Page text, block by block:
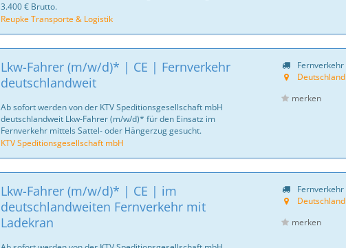
3.400 € Brutto.
Reupke Transporte & Logistik
Lkw-Fahrer (m/w/d)* | CE | Fernverkehr
deutschlandweit
Ab sofort werden von der KTV Speditionsgesellschaft mbH
deutschlandweit Lkw-Fahrer (m/w/d)* für den Einsatz im
Fernverkehr mittels Sattel- oder Hängerzug gesucht.
KTV Speditionsgesellschaft mbH
Fernverkehr
Deutschland
merken
Lkw-Fahrer (m/w/d)* | CE | im
deutschlandweiten Fernverkehr mit
Ladekran
Fernverkehr
Deutschland
merken